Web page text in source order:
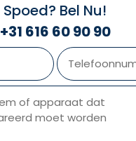
Spoed? Bel Nu!
+31 616 60 90 90